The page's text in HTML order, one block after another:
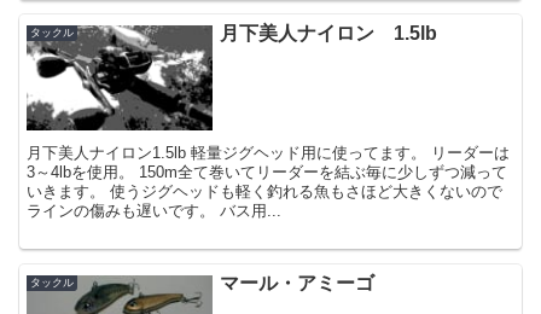
タックル 月下美人ナイロン 1.5lb
月下美人ナイロン1.5lb 軽量ジグヘッド用に使ってます。 リーダーは
3～4lbを使用。 150m全て巻いてリーダーを結ぶ毎に少しずつ減って
いきます。 使うジグヘッドも軽く釣れる魚もさほど大きくないので
ラインの傷みも遅いです。 バス用...
タックル マール・アミーゴ